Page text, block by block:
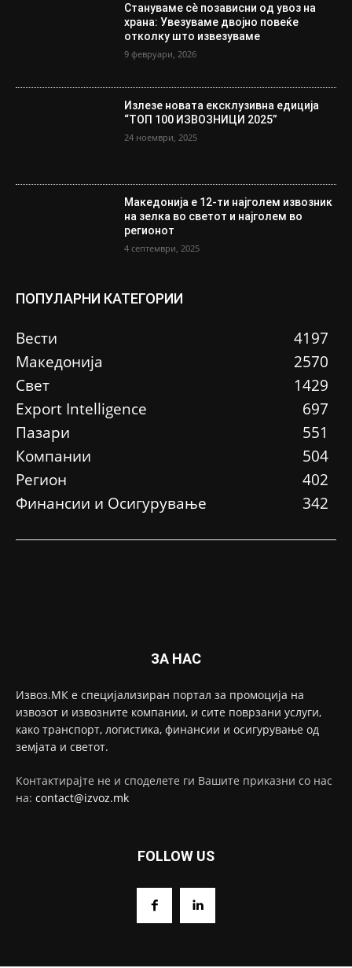
Стануваме сè позависни од увоз на
храна: Увезуваме двојно повеќе
отколку што извезуваме
9 февруари, 2026
Излезе новата ексклузивна едиција
“ТОП 100 ИЗВОЗНИЦИ 2025”
24 ноември, 2025
Македонија е 12-ти најголем извозник
на зелка во светот и најголем во
регионот
4 септември, 2025
ПОПУЛАРНИ КАТЕГОРИИ
Вести
4197
Македонија
2570
Свет
1429
Еxport Intelligence
697
Пазари
551
Компании
504
Регион
402
Финансии и Осигурување
342
ЗА НАС
Извоз.МК е специјализиран портал за промоција на
извозот и извозните компании, и сите поврзани услуги,
како транспорт, логистика, финансии и осигурување од
земјата и светот.
Контактирајте не и споделете ги Вашите приказни со нас
на: contact@izvoz.mk
FOLLOW US